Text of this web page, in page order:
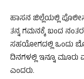
ಹಾಸನ ಜಿಲ್ಲೆಯಲ್ಲಿ
ತನ್ನ ಗಮನಕ್ಕೆ ಬಂದ
ಸಹಯೋಗದಲ್ಲಿ ಒಂದು
ದಿನಗಳಲ್ಲಿ ಇನ್ನೂ
ಎಂದರು.